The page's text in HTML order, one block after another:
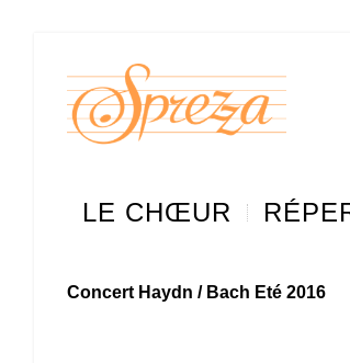
LE CHŒUR
Concert Haydn / Bach Eté 2016